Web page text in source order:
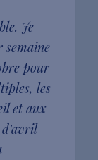
Je
semaine
pour
les
et aux
d'avril